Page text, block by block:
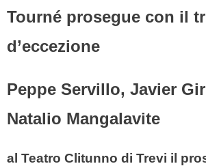
Tourné prosegue con il
d’eccezione
Peppe Servillo, Javier
Natalio Mangalavite
al Teatro Clitunno di Trevi il